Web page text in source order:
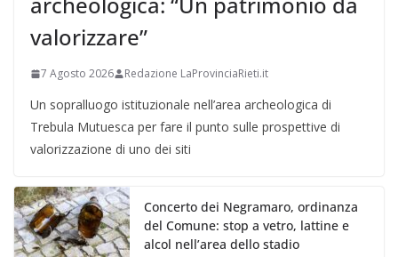
valorizzare”
7 Agosto 2026 Redazione LaProvinciaRieti.it
Un sopralluogo istituzionale nell’area archeologica di
Trebula Mutuesca per fare il punto sulle prospettive di
valorizzazione di uno dei siti
Concerto dei Negramaro, ordinanza
del Comune: stop a vetro, lattine e
alcol nell’area dello stadio